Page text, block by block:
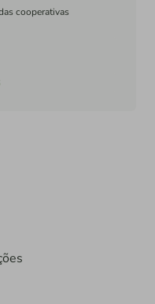
cooperativas